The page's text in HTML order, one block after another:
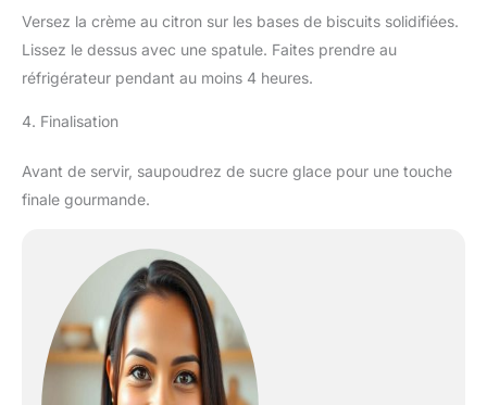
Versez la crème au citron sur les bases de biscuits solidifiées.
Lissez le dessus avec une spatule. Faites prendre au
réfrigérateur pendant au moins 4 heures.
4. Finalisation
Avant de servir, saupoudrez de sucre glace pour une touche
finale gourmande.